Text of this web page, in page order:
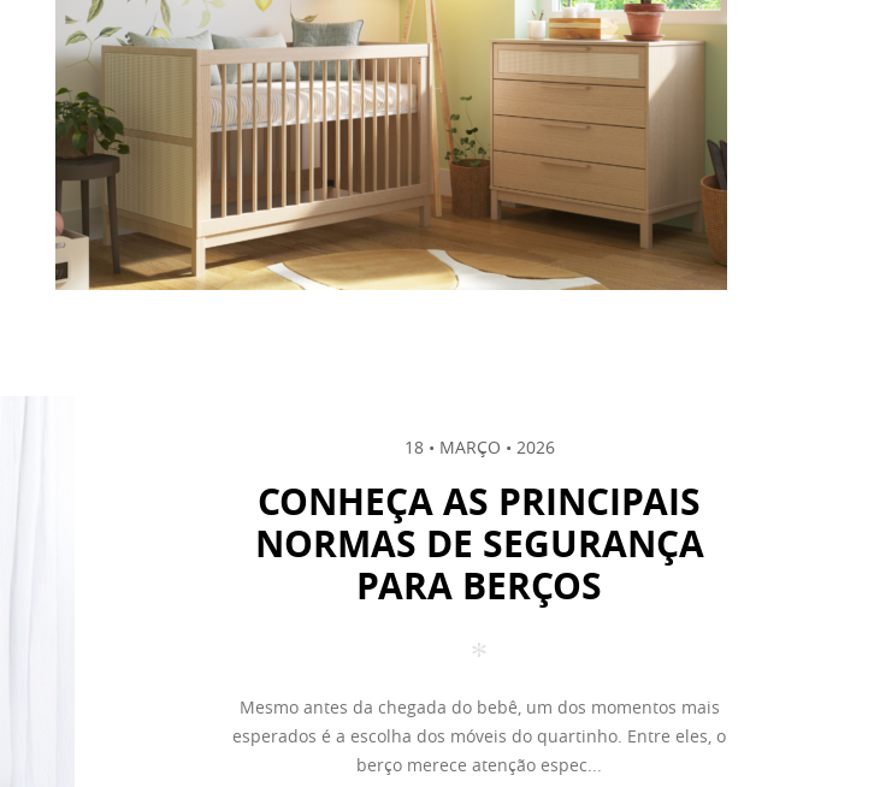
18 • MARÇO • 2026
CONHEÇA AS PRINCIPAIS
NORMAS DE SEGURANÇA
PARA BERÇOS
Mesmo antes da chegada do bebê, um dos momentos mais
esperados é a escolha dos móveis do quartinho. Entre eles, o
berço merece atenção espec...